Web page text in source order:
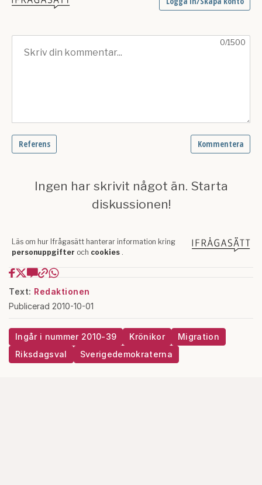
Text: Redaktionen
Publicerad 2010-10-01
Ingår i nummer 2010-39 Krönikor
Migration
Riksdagsval
Sverigedemokraterna